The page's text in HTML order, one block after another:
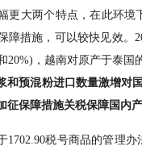
更大两个特点，在此环境
障措施，可以较快见效。
20%)，越南对原产于泰
和预混粉进口数量激增对
征保障措施关税保障国内
1702.90税号商品的管理